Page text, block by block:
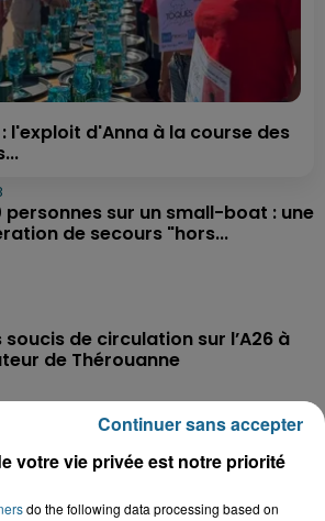
l'exploit d'Anna à la course des
personnes sur un small-boat : une
de secours "hors...
soucis de circulation sur l’A26 à
de Thérouanne
baignoires plein le canal... la joie
votre vie privée est notre priorité
do the following data processing based on
Continuer sans accepter